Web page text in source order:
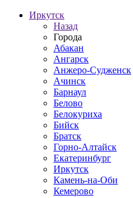
Иркутск
Назад
Города
Абакан
Ангарск
Анжеро-Судженск
Ачинск
Барнаул
Белово
Белокуриха
Бийск
Братск
Горно-Алтайск
Екатеринбург
Иркутск
Камень-на-Оби
Кемерово